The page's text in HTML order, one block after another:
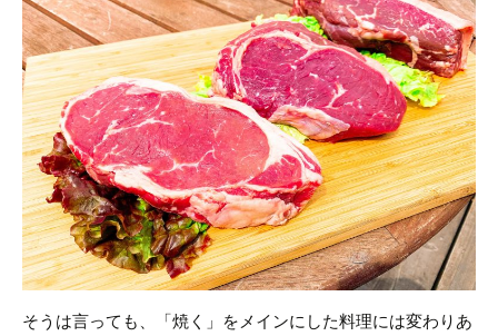
そうは言っても、「焼く」をメインにした料理には変わりあ